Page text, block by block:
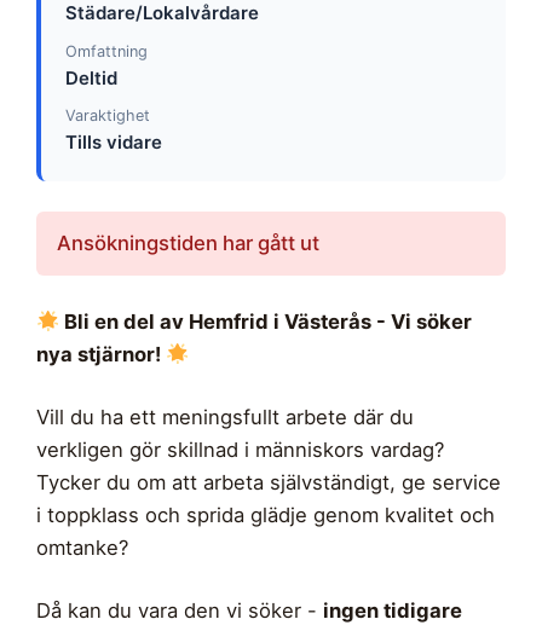
Städare/Lokalvårdare
Omfattning
Deltid
Varaktighet
Tills vidare
Ansökningstiden har gått ut
Bli en del av Hemfrid i Västerås - Vi söker
nya stjärnor!
Vill du ha ett meningsfullt arbete där du
verkligen gör skillnad i människors vardag?
Tycker du om att arbeta självständigt, ge service
i toppklass och sprida glädje genom kvalitet och
omtanke?
Då kan du vara den vi söker - ingen tidigare